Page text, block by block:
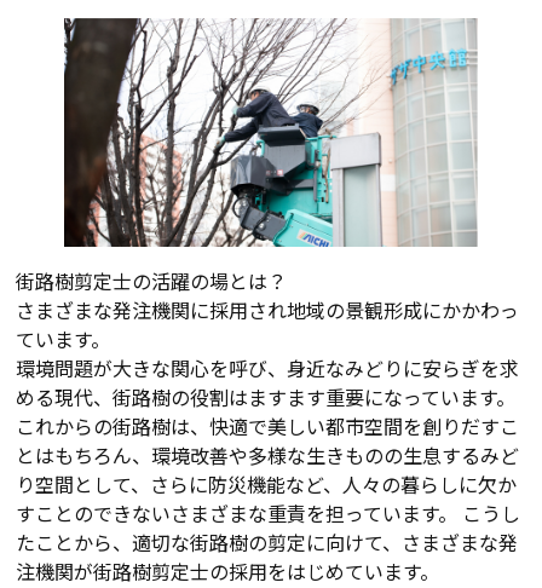
街路樹剪定士の活躍の場とは？
さまざまな発注機関に採用され地域の景観形成にかかわっ
ています。
環境問題が大きな関心を呼び、身近なみどりに安らぎを求
める現代、街路樹の役割はますます重要になっています。
これからの街路樹は、快適で美しい都市空間を創りだすこ
とはもちろん、環境改善や多様な生きものの生息するみど
り空間として、さらに防災機能など、人々の暮らしに欠か
すことのできないさまざまな重責を担っています。 こうし
たことから、適切な街路樹の剪定に向けて、さまざまな発
注機関が街路樹剪定士の採用をはじめています。